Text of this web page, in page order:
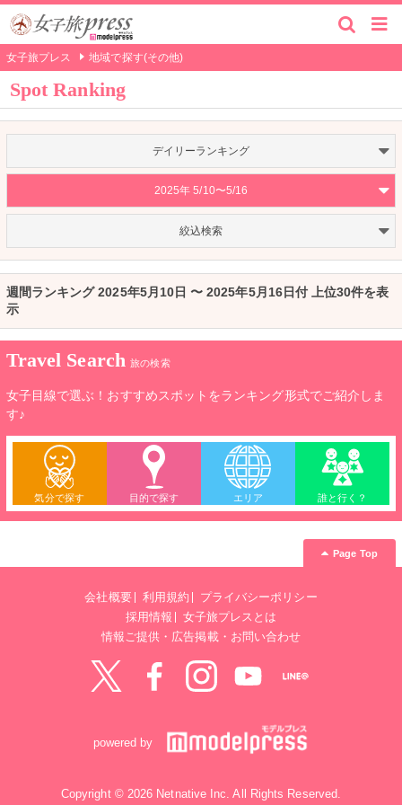
女子旅プレス 地域で探す(その他)
Spot Ranking
デイリーランキング
2025年 5/10〜5/16
絞込検索
週間ランキング 2025年5月10日 〜 2025年5月16日付 上位30件を表
示
Travel Search 旅の検索
女子目線で選ぶ！おすすめスポットをランキング形式でご紹介しま
す♪
気分で探す 目的で探す エリア 誰と行く？
Page Top
会社概要 利用規約
プライバシーポリシー
採用情報
女子旅プレスとは
情報ご提供・広告掲載・お問い合わせ
powered by
Copyright © 2026 Netnative Inc. All Rights Reserved.